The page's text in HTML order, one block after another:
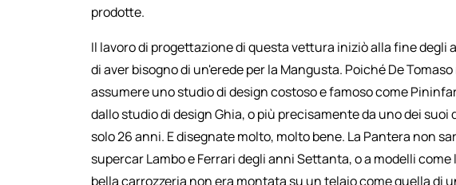
prodotte.
Il lavoro di progettazione di questa vettura iniziò alla fine degli
di aver bisogno di un'erede per la Mangusta. Poiché De
assumere uno studio di design costoso e famoso come
dallo studio di design Ghia, o più precisamente da uno dei
solo 26 anni. E disegnate molto, molto bene. La Pantera non
supercar Lambo e Ferrari degli anni Settanta, o a modelli
bella carrozzeria non era montata su un telaio come quella di